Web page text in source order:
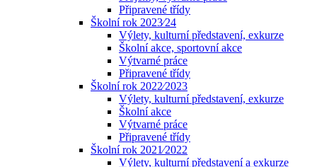
Připravené třídy
Školní rok 2023⁄24
Výlety, kulturní představení, exkurze
Školní akce, sportovní akce
Výtvarné práce
Připravené třídy
Školní rok 2022⁄2023
Výlety, kulturní představení, exkurze
Školní akce
Výtvarné práce
Připravené třídy
Školní rok 2021⁄2022
Výlety, kulturní představení a exkurze